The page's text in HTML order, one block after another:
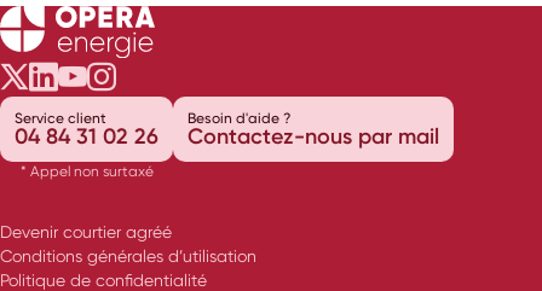
Opéra Énergie sur Twitter
Opéra Énergie sur LinkedIn
Opéra Énergie sur Youtube
Opéra Énergie sur Instagram
Service client
04 84 31 02 26
* Appel non surtaxé
Besoin d'aide ?
Contactez-nous par mail
Devenir courtier agréé
Conditions générales d’utilisation
Politique de confidentialité